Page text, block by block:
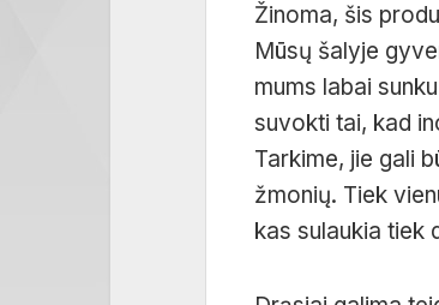
Žinoma, šis
Mūsų šalyje
mums labai
suvokti tai, kad
Tarkime, jie gali
žmonių. Tiek
kas sulaukia tiek